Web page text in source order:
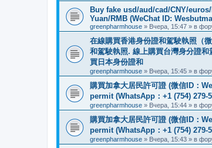
Buy fake usd/aud/cad/CNY/
Yuan/RMB (WeChat ID:
greenpharmhouse » Вчера, 15:47 » в
在線購買香港身份證和駕駛執照（
和駕駛執照. 線上購買台灣身分證
買日本身份證和
greenpharmhouse » Вчера, 15:45 » в
購買加拿大居民許可證 (微信ID：
permit (WhatsApp：+1 (754) 279-
greenpharmhouse » Вчера, 15:44 » в
購買加拿大居民許可證 (微信ID：
permit (WhatsApp：+1 (754) 279-
greenpharmhouse » Вчера, 15:43 » в